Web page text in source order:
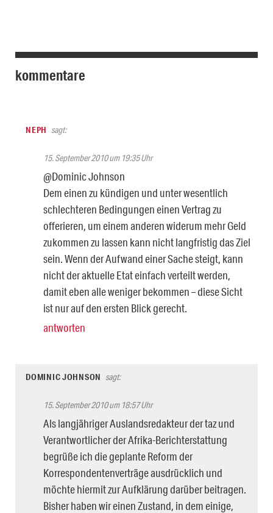
kommentare
NEPH sagt:
15. September 2010 um 19:35 Uhr
@Dominic Johnson
Dem einen zu kündigen und unter wesentlich
schlechteren Bedingungen einen Vertrag zu
offerieren, um einem anderen widerum mehr Geld
zukommen zu lassen kann nicht langfristig das Ziel
sein. Wenn der Aufwand einer Sache steigt, kann
nicht der aktuelle Etat einfach verteilt werden,
damit eben alle weniger bekommen – diese Sicht
ist nur auf den ersten Blick gerecht.
antworten
DOMINIC JOHNSON sagt:
15. September 2010 um 18:57 Uhr
Als langjähriger Auslandsredakteur der taz und
Verantwortlicher der Afrika-Berichterstattung
begrüße ich die geplante Reform der
Korrespondentenverträge ausdrücklich und
möchte hiermit zur Aufklärung darüber beitragen.
Bisher haben wir einen Zustand, in dem einige,